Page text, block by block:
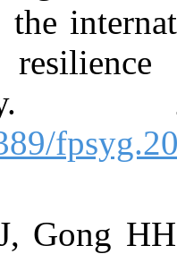
Son YJ,